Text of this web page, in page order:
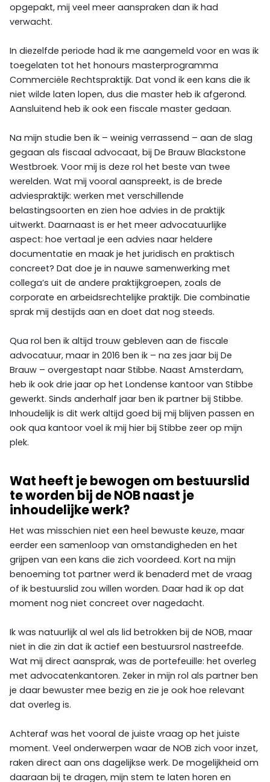
opgepakt, mij veel meer aanspraken dan ik had
verwacht.
In diezelfde periode had ik me aangemeld voor en was ik
toegelaten tot het honours masterprogramma
Commerciële Rechtspraktijk. Dat vond ik een kans die ik
niet wilde laten lopen, dus die master heb ik afgerond.
Aansluitend heb ik ook een fiscale master gedaan.
Na mijn studie ben ik – weinig verrassend – aan de slag
gegaan als fiscaal advocaat, bij De Brauw Blackstone
Westbroek. Voor mij is deze rol het beste van twee
werelden. Wat mij vooral aanspreekt, is de brede
adviespraktijk: werken met verschillende
belastingsoorten en zien hoe advies in de praktijk
uitwerkt. Daarnaast is er het meer advocatuurlijke
aspect: hoe vertaal je een advies naar heldere
documentatie en maak je het juridisch en praktisch
concreet? Dat doe je in nauwe samenwerking met
collega’s uit de andere praktijkgroepen, zoals de
corporate en arbeidsrechtelijke praktijk. Die combinatie
sprak mij destijds aan en doet dat nog steeds.
Qua rol ben ik altijd trouw gebleven aan de fiscale
advocatuur, maar in 2016 ben ik – na zes jaar bij De
Brauw – overgestapt naar Stibbe. Naast Amsterdam,
heb ik ook drie jaar op het Londense kantoor van Stibbe
gewerkt. Sinds anderhalf jaar ben ik partner bij Stibbe.
Inhoudelijk is dit werk altijd goed bij mij blijven passen en
ook qua kantoor voel ik mij hier bij Stibbe zeer op mijn
plek.
Wat heeft je bewogen om bestuurslid
te worden bij de NOB naast je
inhoudelijke werk?
Het was misschien niet een heel bewuste keuze, maar
eerder een samenloop van omstandigheden en het
grijpen van een kans die zich voordeed. Kort na mijn
benoeming tot partner werd ik benaderd met de vraag
of ik bestuurslid zou willen worden. Daar had ik op dat
moment nog niet concreet over nagedacht.
Ik was natuurlijk al wel als lid betrokken bij de NOB, maar
niet in die zin dat ik actief een bestuursrol nastreefde.
Wat mij direct aansprak, was de portefeuille: het overleg
met advocatenkantoren. Zeker in mijn rol als partner ben
je daar bewuster mee bezig en zie je ook hoe relevant
dat overleg is.
Achteraf was het vooral de juiste vraag op het juiste
moment. Veel onderwerpen waar de NOB zich voor inzet,
raken direct aan ons dagelijkse werk. De mogelijkheid om
daaraan bij te dragen, mijn stem te laten horen en